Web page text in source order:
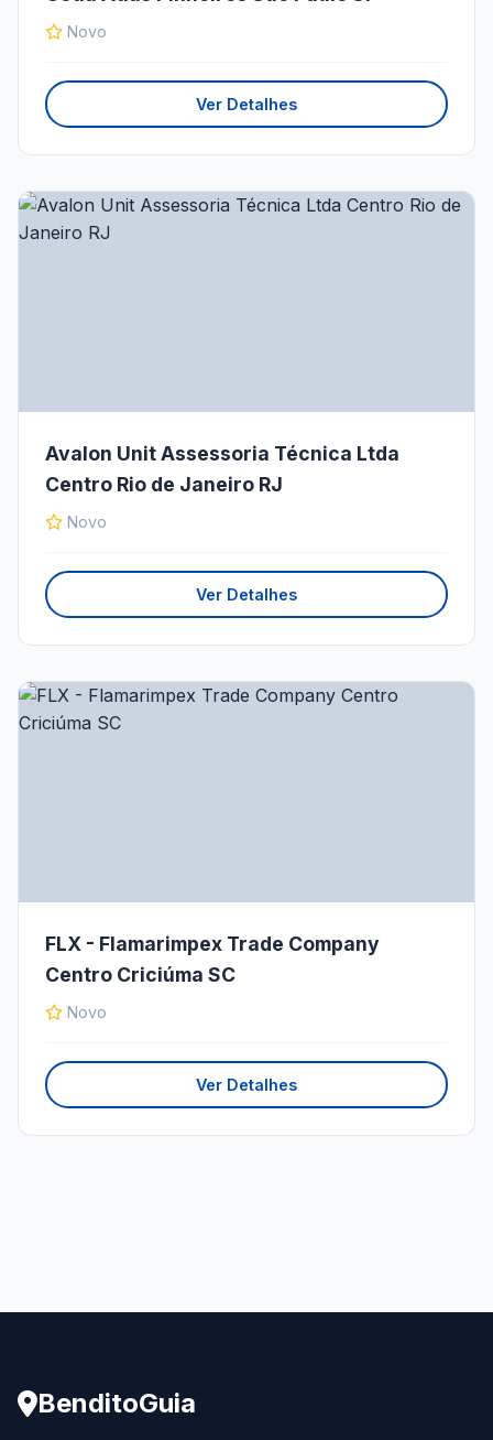
Novo
Ver Detalhes
Avalon Unit Assessoria Técnica Ltda
Centro Rio de Janeiro RJ
Novo
Ver Detalhes
FLX - Flamarimpex Trade Company
Centro Criciúma SC
Novo
Ver Detalhes
BenditoGuia